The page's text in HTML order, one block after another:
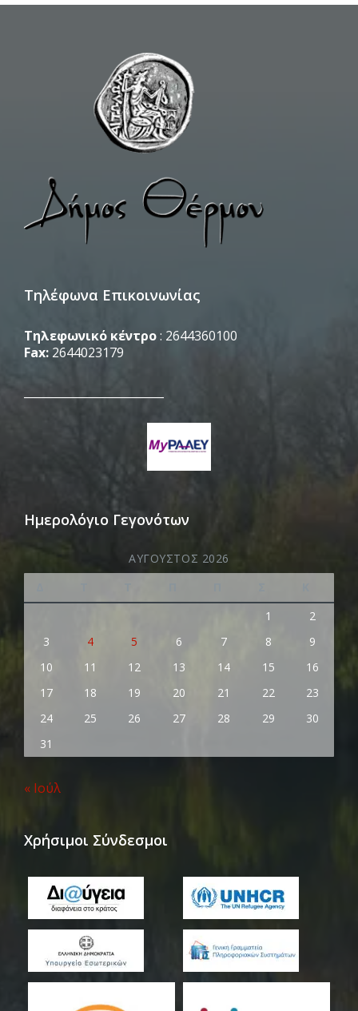
Τηλέφωνα Επικοινωνίας
Τηλεφωνικό κέντρο: 2644360100
Fax: 2644023179
Ημερολόγιο Γεγονότων
ΑΎΓΟΥΣΤΟΣ 2026
1
2
3
4 5 6 7 8
9
10
11 12 13 14 15
16
17
18 19 20 21 22
23
24
25 26 27 28 29
30
31
« Ιούλ
Χρήσιμοι Σύνδεσμοι